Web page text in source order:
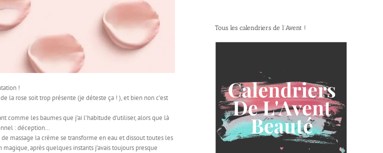
!
la rose soit trop présente (je déteste ça ! ), et bien non c’est
comme les baumes que j’ai l’habitude d’utiliser, alors que là
: déception…
massage la crème se transforme en eau et dissout toutes les
après quelques instants j’avais toujours presque
Tous les calendriers de l’Avent !